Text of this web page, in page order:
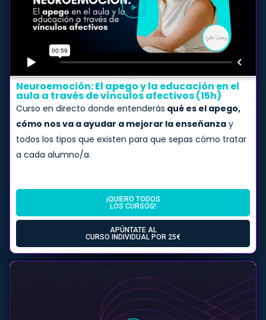
Neuroemoción: El apego y la educación en el
aula a través de vínculos afectivos (15h)
Curso en directo donde entenderás qué es el apego,
cómo nos va a ayudar a mejorar la enseñanza y
todos los tipos que existen para que sepas cómo tratar
a cada alumno/a.
¡QUIERO TODOS
LOS CURSOS!
APÚNTATE AL
CURSO INDIVIDUAL POR 25€